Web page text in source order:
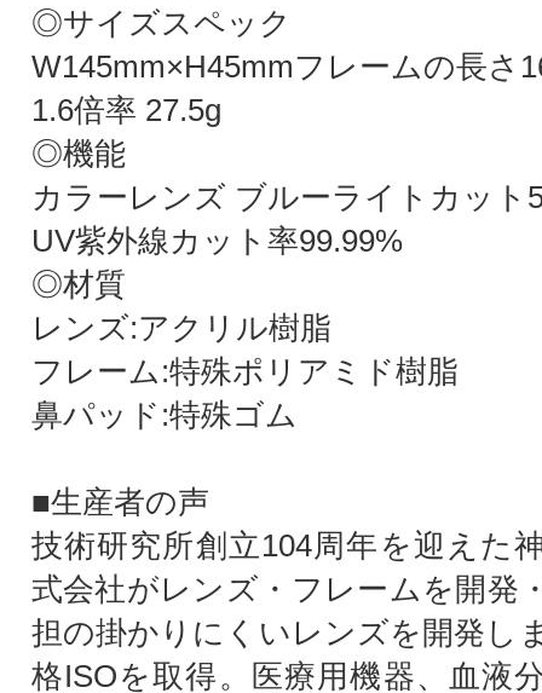
◎サイズスペック
W145mm×H45mmフレームの⾧さ
1.6倍率 27.5g
◎機能
カラーレンズ ブルーライトカット
UV紫外線カット率99.99%
◎材質
レンズ:アクリル樹脂
フレーム:特殊ポリアミド樹脂
鼻パッド:特殊ゴム
■生産者の声
技術研究所創立104周年を迎えた
式会社がレンズ・フレームを開発
担の掛かりにくいレンズを開発し
格ISOを取得。医療用機器、血液